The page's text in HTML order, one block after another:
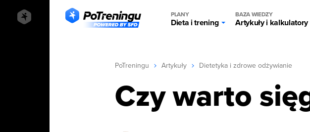
PLANY
Dieta i trening
BAZA WIEDZY
Artykuły i kalkulatory
PoTreningu Artykuły Dietetyka i zdrowe odżywianie
Czy warto